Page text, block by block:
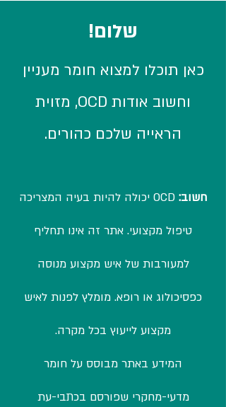
שלום!
כאן תוכלו למצוא חומר מעניין
וחשוב אודות OCD, מזוית
הראייה שלכם כהורים.
חשוב: OCD יכולה להיות בעיה המצריכה
טיפול מקצועי. אתר זה אינו תחליף
למעורבות של איש מקצוע מנוסה
כפסיכולוג או רופא. מומלץ לפנות לאיש
מקצוע לייעוץ בכל מקרה.
המידע באתר מבוסס על חומר
מדעי-מחקרי שפורסם בכתבי-עת